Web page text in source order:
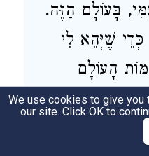
בָּעוֹלָם הַזֶּה.
שֶׁיְּהֵא לִי
הָעוֹלָם
רִבּוֹן
כּוֹכָבִים וְאֵלּוּ
We use cookies to give
our site. Click OK to